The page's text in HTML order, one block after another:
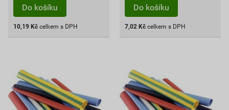
Do košíku
10,19 Kč celkem s DPH
Do košíku
7,02 Kč celkem s DPH